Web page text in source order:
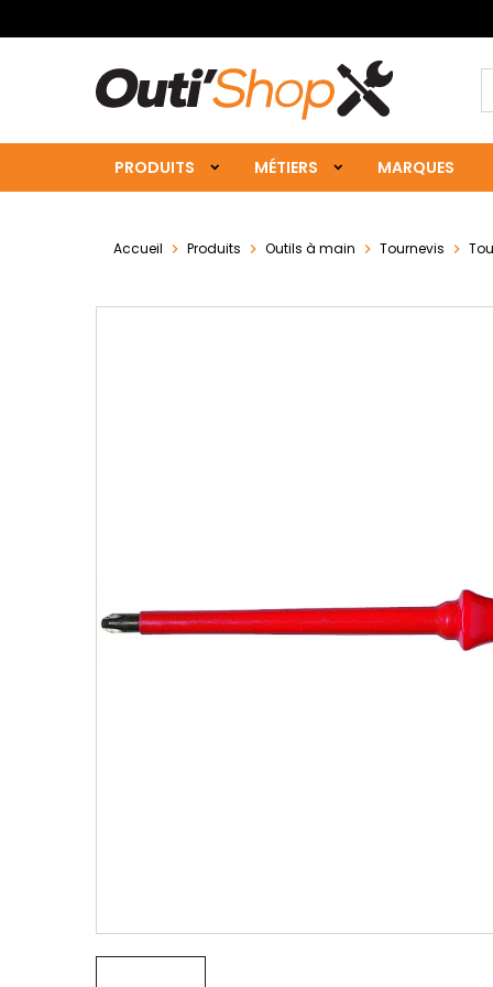
PRODUITS MÉTIERS MARQUES
Accueil Produits Outils à main Tournevis